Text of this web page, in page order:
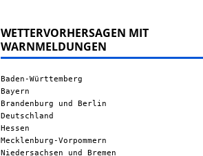
WETTERVORHERSAGEN MIT
WARNMELDUNGEN
Baden-Württemberg
Bayern
Brandenburg und Berlin
Deutschland
Hessen
Mecklenburg-Vorpommern
Niedersachsen und Bremen